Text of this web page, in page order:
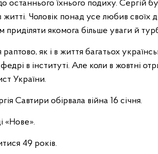
останнього їхнього подиху. Сергій
Чоловік понад усе любив своїх
приділяти якомога більше уваги й
раптово, як і в життя багатьох
в інституті. Але коли в жовтні
України.
Савтири обірвала війна 16 січня.
«Нове».
49 років.